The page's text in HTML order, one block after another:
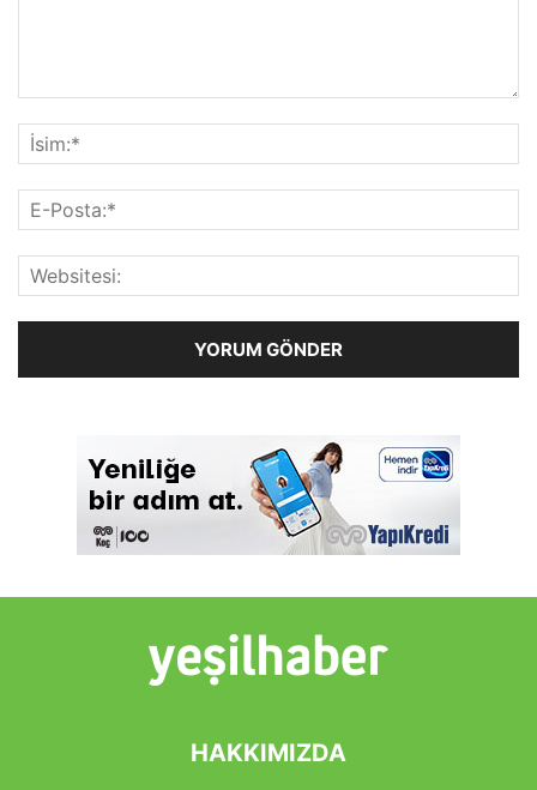
HAKKIMIZDA